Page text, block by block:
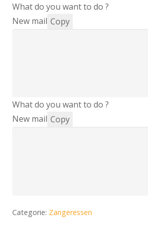
What do you want to do ?
New mail Copy
What do you want to do ?
New mail Copy
Categorie: Zangeressen